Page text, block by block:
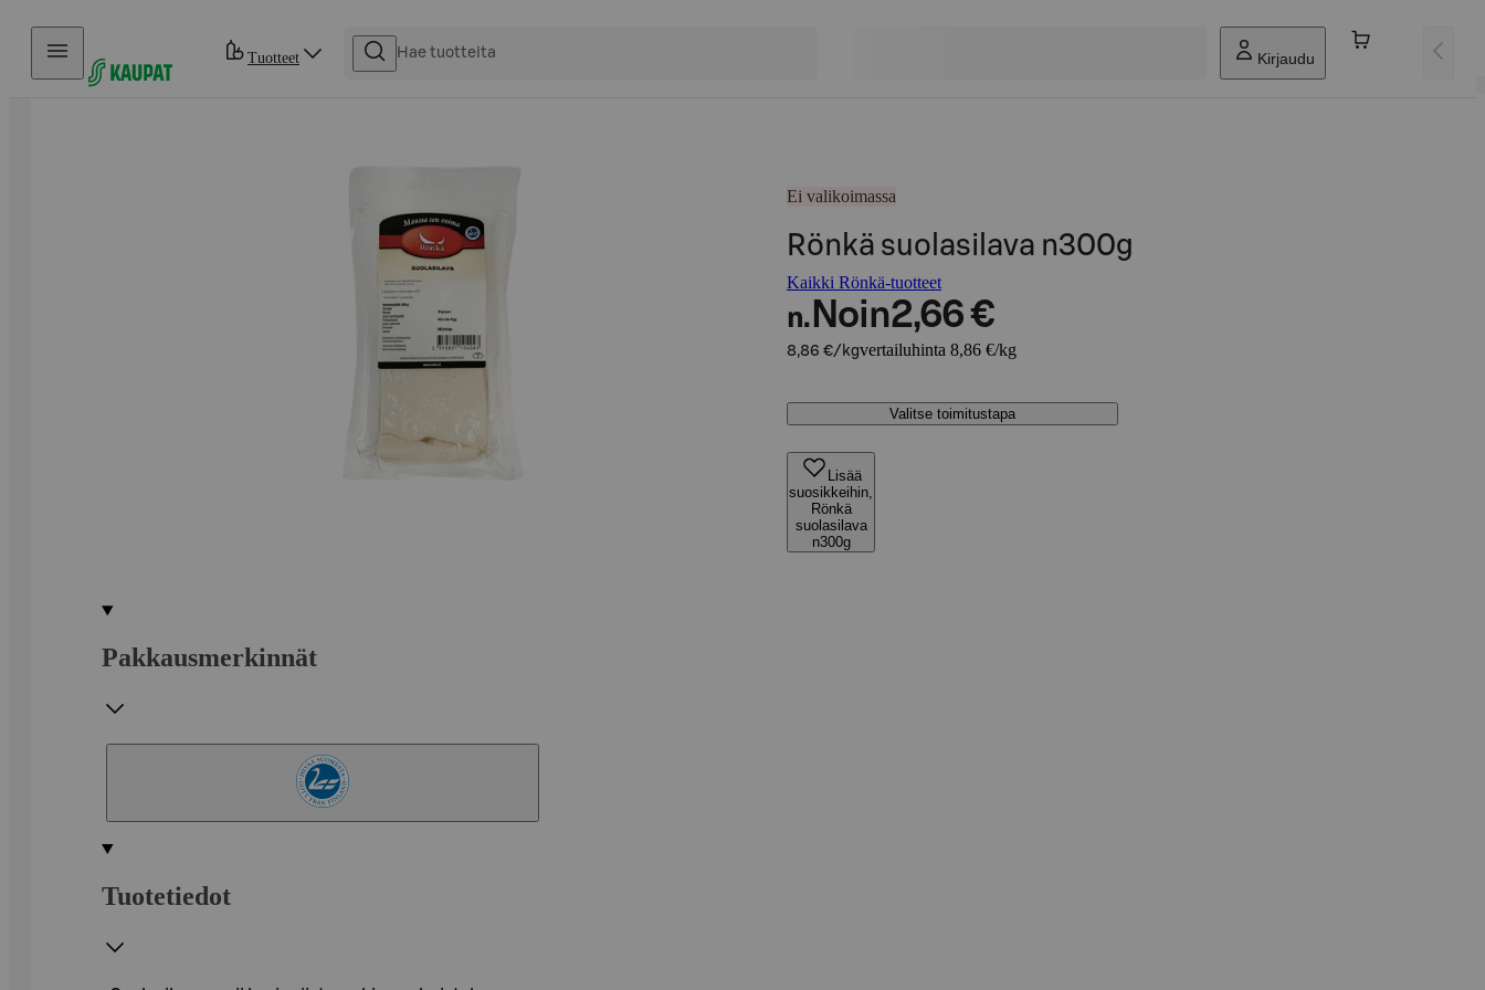
Hyppää sisältöön
Tuotteet Kirjaudu
Ei valikoimassa
Rönkä suolasilava n300g
Kaikki Rönkä-tuotteet
n. Noin2,66 €
8,86 €/kgvertailuhinta 8,86 €/kg
Valitse toimitustapa
Lisää
suosikkeihin,
Rönkä
suolasilava
n300g
Pakkausmerkinnät
Tuotetiedot